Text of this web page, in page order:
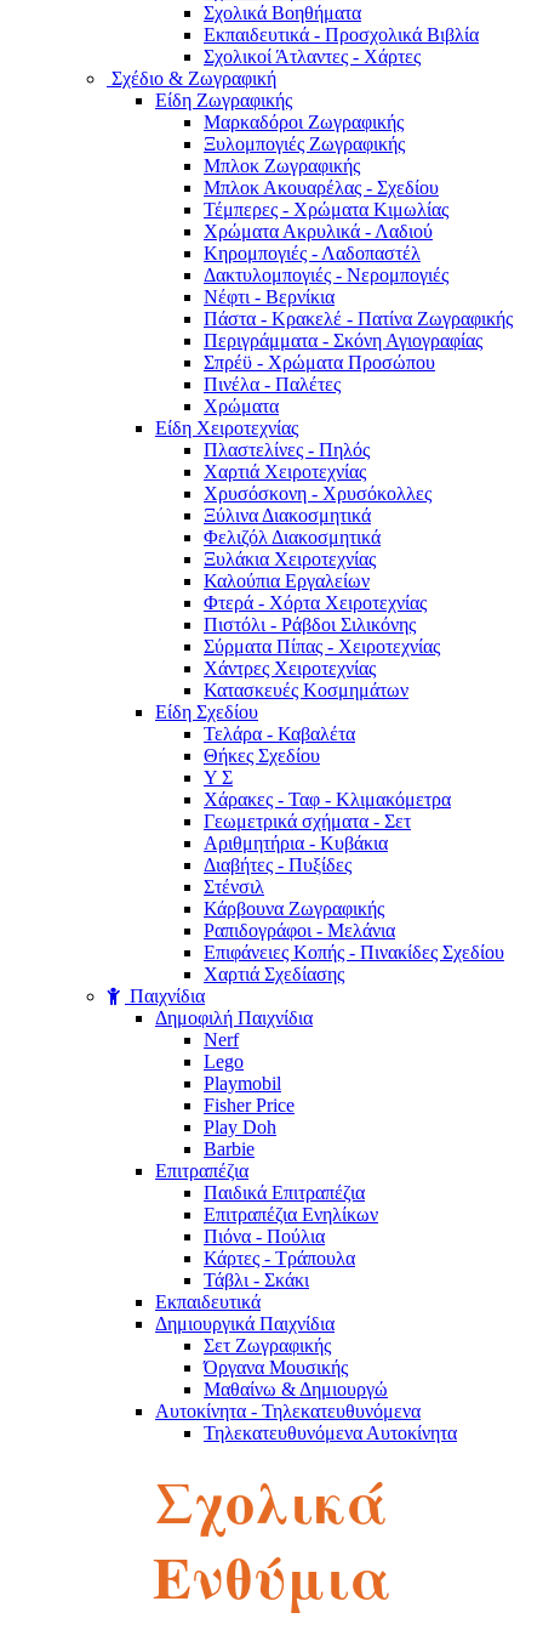
Σχολικά Βοηθήματα
Εκπαιδευτικά - Προσχολικά Βιβλία
Σχολικοί Άτλαντες - Χάρτες
Σχέδιο & Ζωγραφική
Είδη Ζωγραφικής
Μαρκαδόροι Ζωγραφικής
Ξυλομπογιές Ζωγραφικής
Μπλοκ Ζωγραφικής
Μπλοκ Ακουαρέλας - Σχεδίου
Τέμπερες - Χρώματα Κιμωλίας
Χρώματα Ακρυλικά - Λαδιού
Κηρομπογιές - Λαδοπαστέλ
Δακτυλομπογιές - Νερομπογιές
Νέφτι - Βερνίκια
Πάστα - Κρακελέ - Πατίνα Ζωγραφικής
Περιγράμματα - Σκόνη Αγιογραφίας
Σπρέϋ - Χρώματα Προσώπου
Πινέλα - Παλέτες
Χρώματα
Είδη Χειροτεχνίας
Πλαστελίνες - Πηλός
Χαρτιά Χειροτεχνίας
Χρυσόσκονη - Χρυσόκoλλες
Ξύλινα Διακοσμητικά
Φελιζόλ Διακοσμητικά
Ξυλάκια Χειροτεχνίας
Καλούπια Εργαλείων
Φτερά - Χόρτα Xειροτεχνίας
Πιστόλι - Ράβδοι Σιλικόνης
Σύρματα Πίπας - Χειροτεχνίας
Χάντρες Χειροτεχνίας
Κατασκευές Κοσμημάτων
Είδη Σχεδίου
Τελάρα - Καβαλέτα
Θήκες Σχεδίου
Υ Σ
Χάρακες - Ταφ - Κλιμακόμετρα
Γεωμετρικά σχήματα - Σετ
Αριθμητήρια - Κυβάκια
Διαβήτες - Πυξίδες
Στένσιλ
Κάρβουνα Ζωγραφικής
Ραπιδογράφοι - Μελάνια
Επιφάνειες Κοπής - Πινακίδες Σχεδίου
Χαρτιά Σχεδίασης
Παιχνίδια
Δημοφιλή Παιχνίδια
Nerf
Lego
Playmobil
Fisher Price
Play Doh
Barbie
Επιτραπέζια
Παιδικά Επιτραπέζια
Επιτραπέζια Ενηλίκων
Πιόνα - Πούλια
Κάρτες - Τράπουλα
Τάβλι - Σκάκι
Εκπαιδευτικά
Δημιουργικά Παιχνίδια
Σετ Ζωγραφικής
Όργανα Μουσικής
Μαθαίνω & Δημιουργώ
Αυτοκίνητα - Τηλεκατευθυνόμενα
Τηλεκατευθυνόμενα Αυτοκίνητα
Πίστες
Παζλ
Παζλ Παιδικά
Παζλ Ενηλίκων
Κύβοι του Ρούμπικ
Κούκλες - Λούτρινα
Σχολικά
Ενθύμια